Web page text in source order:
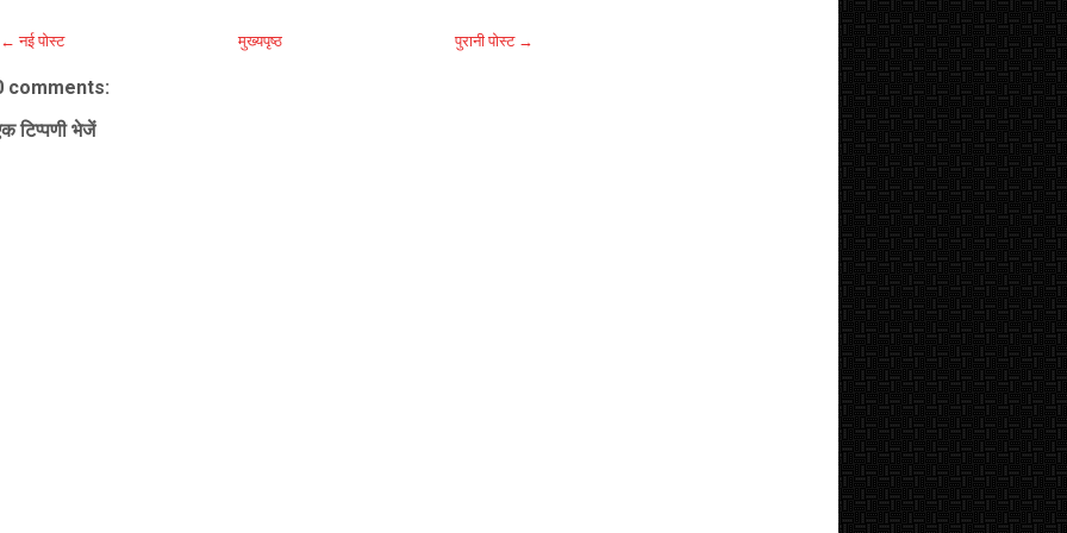
← नई पोस्ट पुरानी पोस्ट →
मुख्यपृष्ठ
comments:
टिप्पणी भेजें